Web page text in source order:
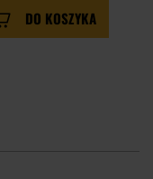
DO KOSZYKA